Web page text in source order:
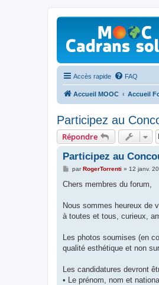
Accès rapide FAQ
Accueil MOOC Accueil
Participez au
Répondre
Participez au
M
s
g
parRogerTorrenti » 12 janv.
Chers membres du forum,
Nous sommes heureux de
à toutes et tous, curieux,
Les photos soumises (en
qualité esthétique et non
Les candidatures devront
• Le prénom, nom et